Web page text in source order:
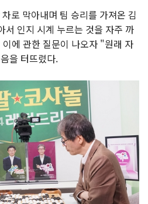
로 막아내며 팀 승리를 가져온 김
서 인지 시계 누르는 것을 자주 까
에 관한 질문이 나오자 "원래 자
을 터뜨렸다.